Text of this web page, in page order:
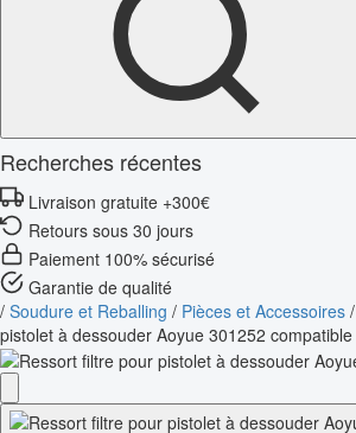
Recherches récentes
Livraison gratuite +300€
Retours sous 30 jours
Paiement 100% sécurisé
Garantie de qualité
/ Soudure et Reballing / Pièces et Accessoires /
pistolet à dessouder Aoyue 301252 compatible